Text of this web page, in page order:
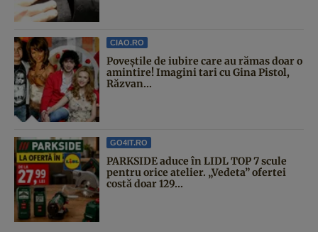
CIAO.RO
Poveştile de iubire care au rămas doar o
amintire! Imagini tari cu Gina Pistol,
Răzvan...
GO4IT.RO
PARKSIDE aduce în LIDL TOP 7 scule
pentru orice atelier. „Vedeta” ofertei
costă doar 129...